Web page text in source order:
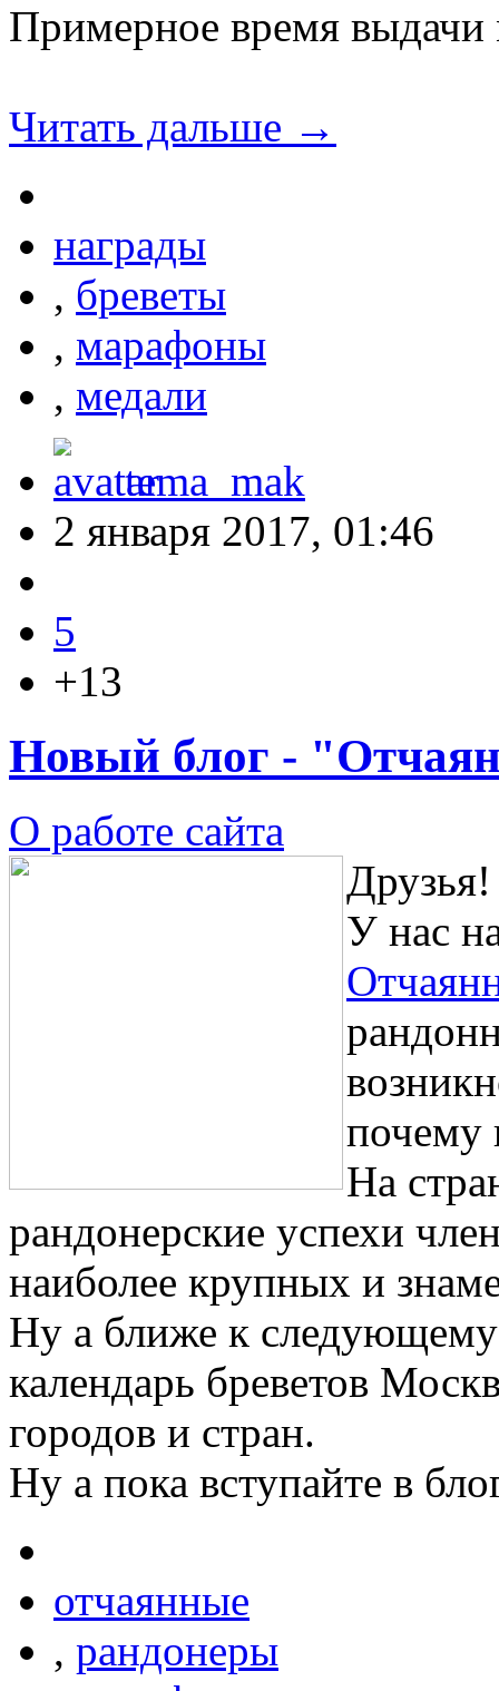
Примерное время
Читать дальше →
награды
, бреветы
, марафоны
, медали
tema_mak
2 января 2017, 01:46
5
+13
Новый блог -
О работе сайта
Друзья!
У нас
почему
На
рандонерские успехи
наиболее крупных и
Ну а ближе к следующему
календарь бреветов
городов и стран.
Ну а пока вступайте в
отчаянные
, рандонеры